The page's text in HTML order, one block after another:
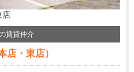
店
賃貸仲介
店・東店）